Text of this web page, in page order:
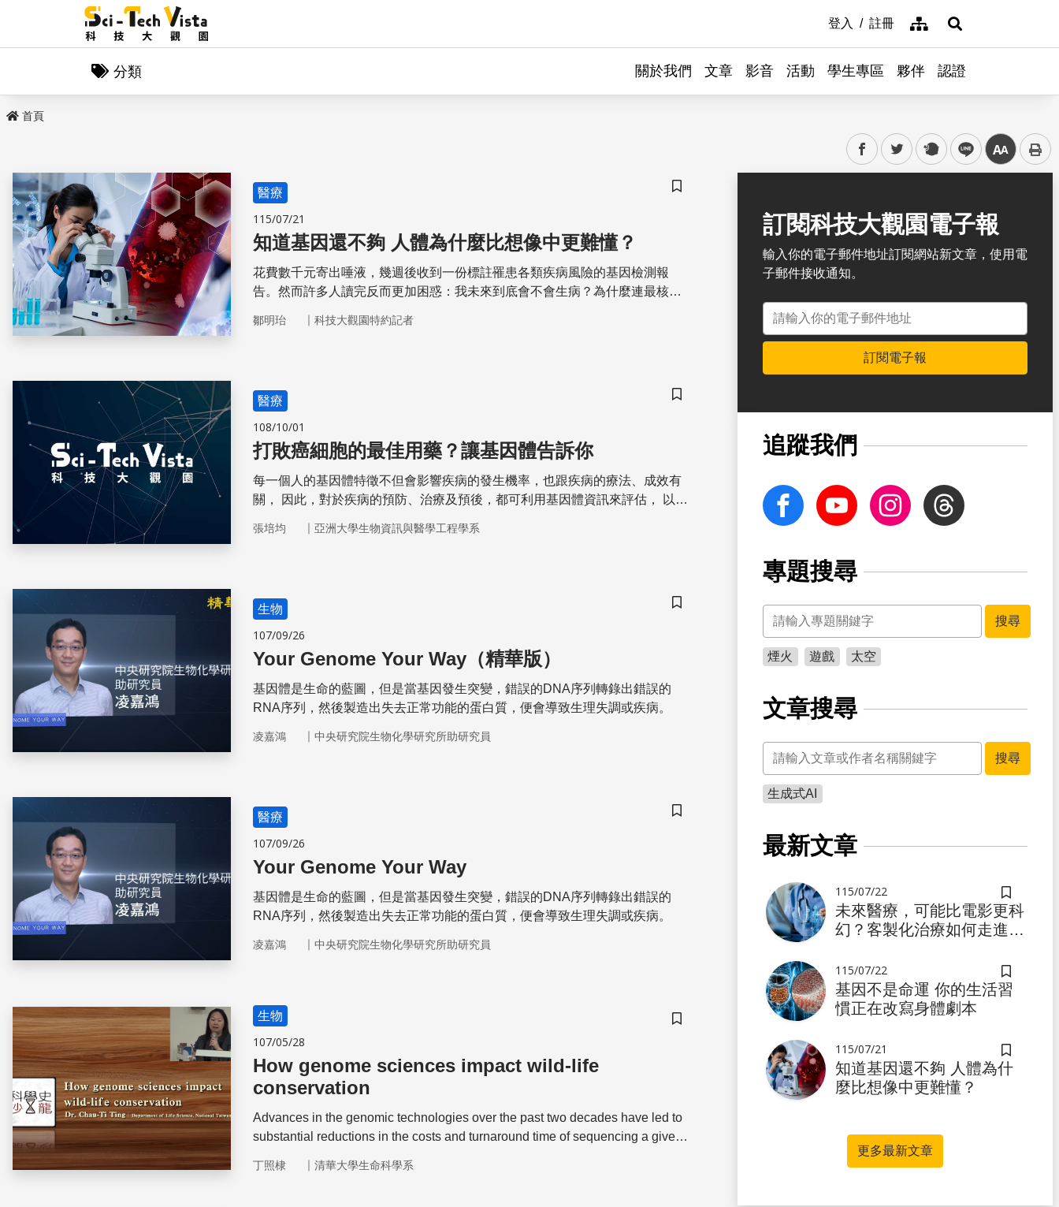
登入 註冊 網站導覽展開搜尋
分類 關於我們 文章 影音 活動 學生專區 夥伴 認證
首頁
facebooktwitter plurk line 中
儲存書籤
醫療
115/07/21
知道基因還不夠 人體為什麼比想像中更難懂？
花費數千元寄出唾液，幾週後收到一份標註罹患各類疾病風險的基因檢測報
告。然而許多人讀完反而更加困惑：我未來到底會不會生病？為什麼連最核心
鄒明珆 ｜ 科技大觀園特約記者
儲存書籤
醫療
108/10/01
打敗癌細胞的最佳用藥？讓基因體告訴你
每一個人的基因體特徵不但會影響疾病的發生機率，也跟疾病的療法、成效有
關， 因此，對於疾病的預防、治療及預後，都可利用基因體資訊來評估， 以朝
張培均 ｜ 亞洲大學生物資訊與醫學工程學系
儲存書籤
生物
107/09/26
Your Genome Your Way（精華版）
基因體是生命的藍圖，但是當基因發生突變，錯誤的DNA序列轉錄出錯誤的
RNA序列，然後製造出失去正常功能的蛋白質，便會導致生理失調或疾病。
凌嘉鴻 ｜ 中央研究院生物化學研究所助研究員
儲存書籤
醫療
107/09/26
Your Genome Your Way
基因體是生命的藍圖，但是當基因發生突變，錯誤的DNA序列轉錄出錯誤的
RNA序列，然後製造出失去正常功能的蛋白質，便會導致生理失調或疾病。
凌嘉鴻 ｜ 中央研究院生物化學研究所助研究員
儲存書籤
生物
107/05/28
How genome sciences impact wild-life
conservation
Advances in the genomic technologies over the past two decades have led to
substantial reductions in the costs and turnaround time of sequencing a given
丁照棣 ｜ 清華大學生命科學系
訂閱科技大觀園電子報
輸入你的電子郵件地址訂閱網站新文章，使用電
子郵件接收通知。
電子郵件地址
訂閱電子報
追蹤我們
facebook Youtube InstagramThreads
專題搜尋
關鍵字
搜尋
煙火 遊戲 太空
文章搜尋
關鍵字
搜尋
生成式AI
最新文章
儲存書籤
115/07/22
未來醫療，可能比電影更科
幻？客製化治療如何走進真
儲存書籤
115/07/22
基因不是命運 你的生活習
慣正在改寫身體劇本
儲存書籤
115/07/21
知道基因還不夠 人體為什
麼比想像中更難懂？
更多最新文章